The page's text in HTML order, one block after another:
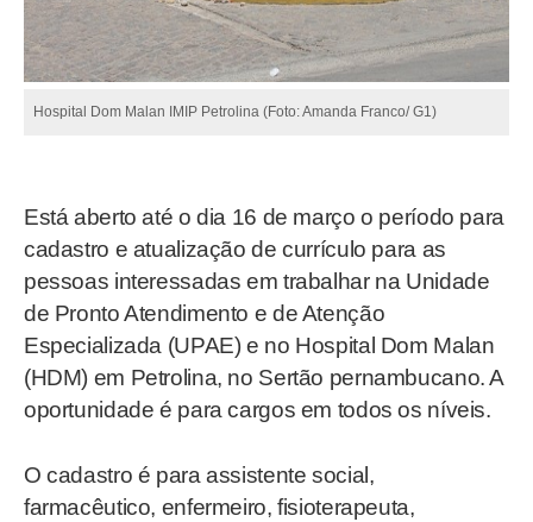
Hospital Dom Malan IMIP Petrolina (Foto: Amanda Franco/ G1)
Está aberto até o dia 16 de março o período para
cadastro e atualização de currículo para as
pessoas interessadas em trabalhar na Unidade
de Pronto Atendimento e de Atenção
Especializada (UPAE) e no Hospital Dom Malan
(HDM) em Petrolina, no Sertão pernambucano. A
oportunidade é para cargos em todos os níveis.
O cadastro é para assistente social,
farmacêutico, enfermeiro, fisioterapeuta,